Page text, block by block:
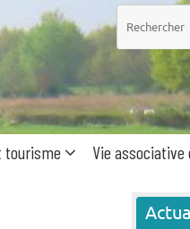
Recherche
pour
tourisme Vie associative